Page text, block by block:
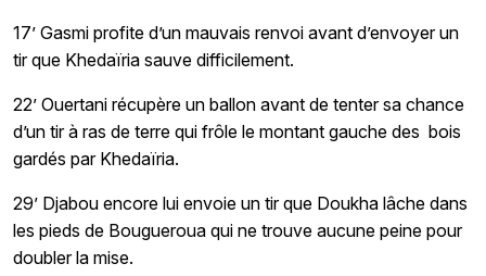
17’ Gasmi profite d’un mauvais renvoi avant d’envoyer un
tir que Khedaïria sauve difficilement.
22’ Ouertani récupère un ballon avant de tenter sa chance
d’un tir à ras de terre qui frôle le montant gauche des bois
gardés par Khedaïria.
29’ Djabou encore lui envoie un tir que Doukha lâche dans
les pieds de Bougueroua qui ne trouve aucune peine pour
doubler la mise.